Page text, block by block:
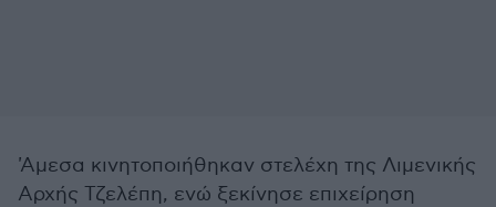
'Αμεσα κινητοποιήθηκαν στελέχη της Λιμενικής
Αρχής Τζελέπη, ενώ ξεκίνησε επιχείρηση